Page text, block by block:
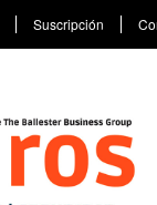
Suscripción